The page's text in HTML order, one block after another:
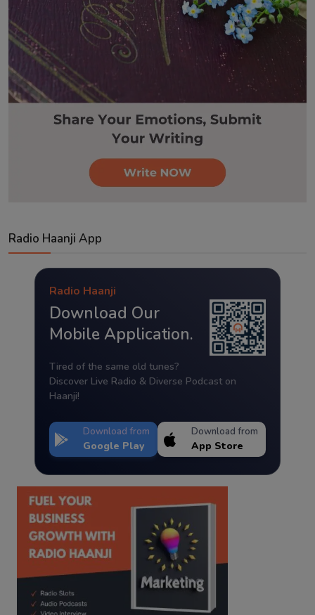
Radio Haanji App
Radio Haanji
Download Our
Mobile Application.
Tired of the same old tunes?
Discover Live Radio & Diverse Podcast on
Haanji!
Download from
Google Play
Download from
App Store